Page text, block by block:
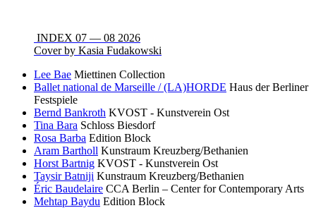
INDEX 07 — 08 2026
Cover by Kasia Fudakowski
Lee Bae Miettinen Collection
Ballet national de Marseille / (LA)HORDE Haus der Berliner
Festspiele
Bernd Bankroth KVOST - Kunstverein Ost
Tina Bara Schloss Biesdorf
Rosa Barba Edition Block
Aram Bartholl Kunstraum Kreuzberg/Bethanien
Horst Bartnig KVOST - Kunstverein Ost
Taysir Batniji Kunstraum Kreuzberg/Bethanien
Éric Baudelaire CCA Berlin – Center for Contemporary Arts
Mehtap Baydu Edition Block